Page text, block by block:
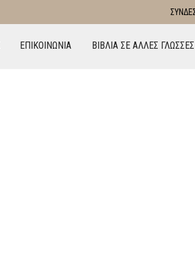
ΕΠΙΚΟΙΝΩΝΙΑ ΒΙΒΛΙΑ ΣΕ ΑΛΛΕΣ ΓΛΩΣΣΕΣ